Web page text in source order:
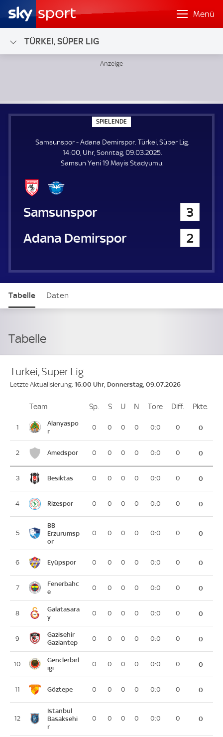
Menü
TÜRKEI, SÜPER LIG
SPIELENDE
P
E
L
E
N
Samsunspor - Adana Demirspor. Türkei, Süper Lig.
14:00, Uhr, Sonntag, 09.03.2025.
Samsun Yeni 19 Mayis Stadyumu.
Samsunspor
3
Adana Demirspor
2
Tabelle Daten
Tabelle
Türkei, Süper Lig
Letzte Aktualisierung: 16:00 Uhr, Donnerstag, 09.07.2026
PlatzTeam Sp. Spiele
SSiege
U Unentschieden
N Niederlagen
Tore ToreDiff. Differenz
Pkte.
1
Alanyaspo
r
0 0 0 0 0:0 0 0
2 Amedspor 0 0 0 0 0:0 0 0
3 Besiktas 0 0 0 0 0:0 0 0
4 Rizespor 0 0 0 0 0:0 0 0
5
BB
Erzurumsp
or
0 0 0 0 0:0 0 0
6 Eyüpspor 0 0 0 0 0:0 0 0
7
Fenerbahc
e
0 0 0 0 0:0 0 0
8
Galatasara
y
0 0 0 0 0:0 0 0
9
Gazisehir
Gaziantep
0 0 0 0 0:0 0 0
10
Genclerbirl
igi
0 0 0 0 0:0 0 0
11 Göztepe 0 0 0 0 0:0 0 0
12
Istanbul
Basaksehi
r
0 0 0 0 0:0 0 0